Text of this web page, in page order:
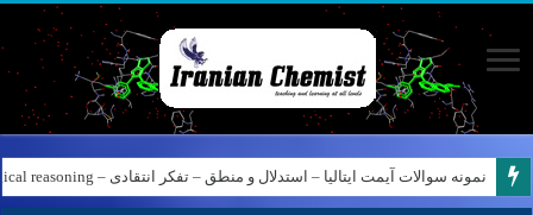
نمونه سوالات آیمت ایتالیا – استدلال و منطق – تفکر انتقادی – Logical reasoning – پارت ۸
کانال آیمت ایتالیا در نرم افزار بله – کانال شیمی آیمت استاد نباتی